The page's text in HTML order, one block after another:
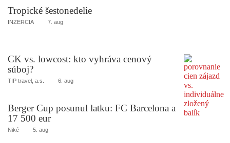
Tropické šestonedelie
INZERCIA 7. aug
CK vs. lowcost: kto vyhráva cenový
súboj?
TIP travel, a.s. 6. aug
Berger Cup posunul latku: FC Barcelona a
17 500 eur
Niké 5. aug